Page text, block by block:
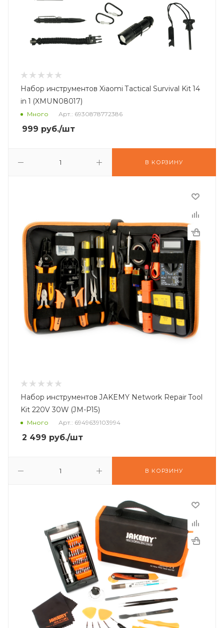
Набор инструментов Xiaomi Tactical Survival Kit 14
in 1 (XMUN08017)
Много Арт.: 6930878772386
999 руб./шт
В КОРЗИНУ
Набор инструментов JAKEMY Network Repair Tool
Kit 220V 30W (JM-P15)
Много Арт.: 6949639103994
2 499 руб./шт
В КОРЗИНУ